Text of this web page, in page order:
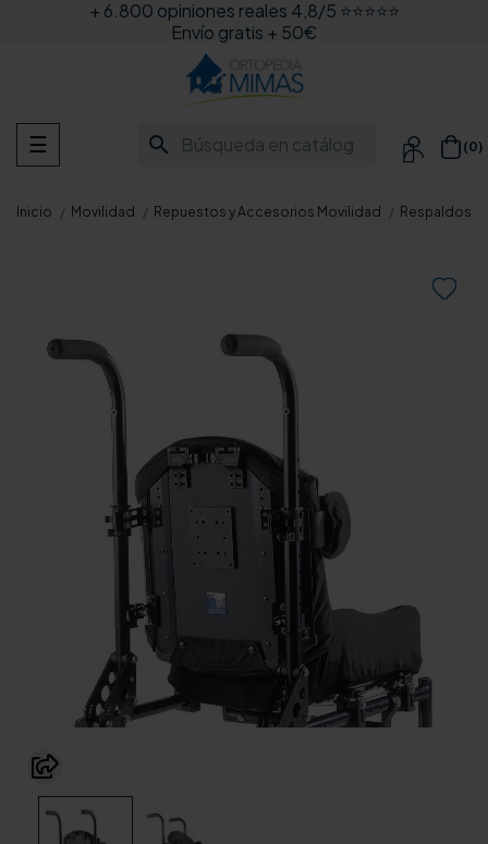
+ 6.800 opiniones reales 4,8/5 ⭐⭐⭐⭐⭐
Envío gratis + 50€
search  (0)
Navegación
de
☰
Inicio Movilidad Repuestos y Accesorios Movilidad Respaldos
